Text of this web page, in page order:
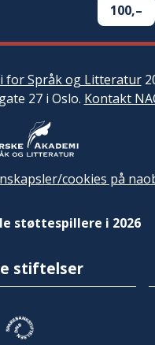
100,–
for Språk og Litteratur
27 i Oslo. Kontakt
cookies på
støttespillere i 2026
stiftelser